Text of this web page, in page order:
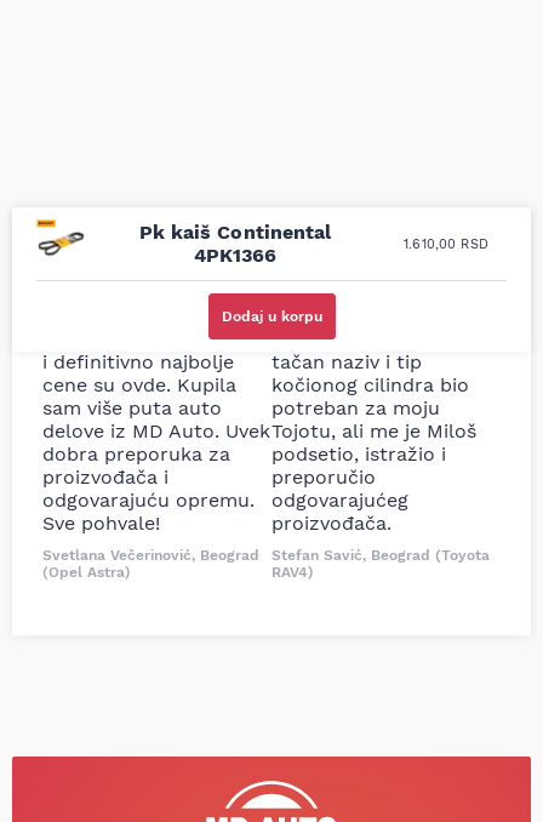
Pk kaiš Continental
4PK1366
1.610,00 RSD
Dodaj u korpu
Uporedila sam sve
prodavnice auto delova
i definitivno najbolje
cene su ovde. Kupila
sam više puta auto
delove iz MD Auto. Uvek
dobra preporuka za
proizvođača i
odgovarajuću opremu.
Sve pohvale!
Svetlana Večerinović, Beograd
(Opel Astra)
Odlična usluga i
ljubazni prodavci.
Nisam bio siguran koji je
tačan naziv i tip
kočionog cilindra bio
potreban za moju
Tojotu, ali me je Miloš
podsetio, istražio i
preporučio
odgovarajućeg
proizvođača.
Stefan Savić, Beograd (Toyota
RAV4)